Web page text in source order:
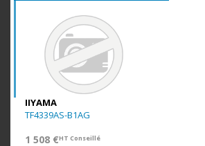
IIYAMA
TF4339AS-B1AG
1 508 €HT Conseillé